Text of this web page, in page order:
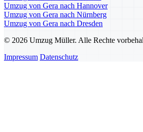
Umzug von Gera nach Hannover
Umzug von Gera nach Nürnberg
Umzug von Gera nach Dresden
© 2026 Umzug Müller. Alle Rechte
Impressum Datenschutz